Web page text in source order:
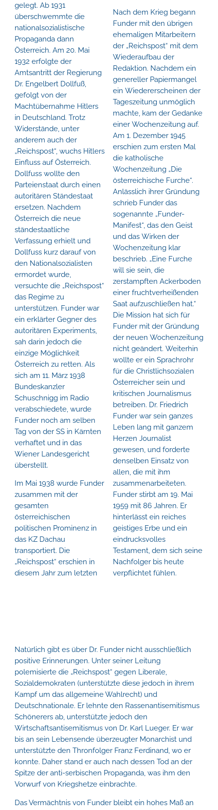
gelegt. Ab 1931
überschwemmte die
nationalsozialistische
Propaganda dann
Österreich. Am 20. Mai
1932 erfolgte der
Amtsantritt der Regierung
Dr. Engelbert Dollfuß,
gefolgt von der
Machtübernahme Hitlers
in Deutschland. Trotz
Widerstände, unter
anderem auch der
„Reichspost“, wuchs Hitlers
Einfluss auf Österreich.
Dollfuss wollte den
Parteienstaat durch einen
autoritären Ständestaat
ersetzen. Nachdem
Österreich die neue
ständestaatliche
Verfassung erhielt und
Dollfuss kurz darauf von
den Nationalsozialisten
ermordet wurde,
versuchte die „Reichspost“
das Regime zu
unterstützen. Funder war
ein erklärter Gegner des
autoritären Experiments,
sah darin jedoch die
einzige Möglichkeit
Österreich zu retten. Als
sich am 11. März 1938
Bundeskanzler
Schuschnigg im Radio
verabschiedete, wurde
Funder noch am selben
Tag von der SS in Kärnten
verhaftet und in das
Wiener Landesgericht
überstellt.
Im Mai 1938 wurde Funder
zusammen mit der
gesamten
österreichischen
politischen Prominenz in
das KZ Dachau
transportiert. Die
„Reichspost“ erschien in
diesem Jahr zum letzten
Nach dem Krieg begann
Funder mit den übrigen
ehemaligen Mitarbeitern
der „Reichspost“ mit dem
Wiederaufbau der
Redaktion. Nachdem ein
genereller Papiermangel
ein Wiedererscheinen der
Tageszeitung unmöglich
machte, kam der Gedanke
einer Wochenzeitung auf.
Am 1. Dezember 1945
erschien zum ersten Mal
die katholische
Wochenzeitung „Die
österreichische Furche“.
Anlässlich ihrer Gründung
schrieb Funder das
sogenannte „Funder-
Manifest“, das den Geist
und das Wirken der
Wochenzeitung klar
beschrieb. „Eine Furche
will sie sein, die
zerstampften Ackerboden
einer fruchtverheißenden
Saat aufzuschließen hat.“
Die Mission hat sich für
Funder mit der Gründung
der neuen Wochenzeitung
nicht geändert. Weiterhin
wollte er ein Sprachrohr
für die Christlichsozialen
Österreicher sein und
kritischen Journalismus
betreiben. Dr. Friedrich
Funder war sein ganzes
Leben lang mit ganzem
Herzen Journalist
gewesen, und forderte
denselben Einsatz von
allen, die mit ihm
zusammenarbeiteten.
Funder stirbt am 19. Mai
1959 mit 86 Jahren. Er
hinterlässt ein reiches
geistiges Erbe und ein
eindrucksvolles
Testament, dem sich seine
Nachfolger bis heute
verpflichtet fühlen.
Natürlich gibt es über Dr. Funder nicht ausschließlich
positive Erinnerungen. Unter seiner Leitung
polemisierte die „Reichspost“ gegen Liberale,
Sozialdemokraten (unterstützte diese jedoch in ihrem
Kampf um das allgemeine Wahlrecht) und
Deutschnationale. Er lehnte den Rassenantisemitismus
Schönerers ab, unterstützte jedoch den
Wirtschaftsantisemitismus von Dr. Karl Lueger. Er war
bis an sein Lebensende überzeugter Monarchist und
unterstützte den Thronfolger Franz Ferdinand, wo er
konnte. Daher stand er auch nach dessen Tod an der
Spitze der anti-serbischen Propaganda, was ihm den
Vorwurf von Kriegshetze einbrachte.
Das Vermächtnis von Funder bleibt ein hohes Maß an